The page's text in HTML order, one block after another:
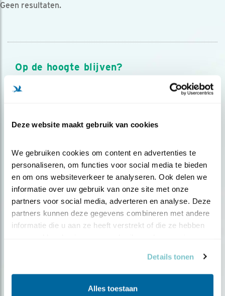
Deze website maakt gebruik van cookies
We gebruiken cookies om content en advertenties te
personaliseren, om functies voor social media te bieden
en om ons websiteverkeer te analyseren. Ook delen we
informatie over uw gebruik van onze site met onze
partners voor social media, adverteren en analyse. Deze
partners kunnen deze gegevens combineren met andere
informatie die u aan ze heeft verstrekt of die ze hebben
Details tonen
Alles toestaan
Geen resultaten.
Op de hoogte blijven?
Meld je aan en ontvang nieuws, inspiratie, acties en tips
over vogels en activiteiten van Vogelbescherming.